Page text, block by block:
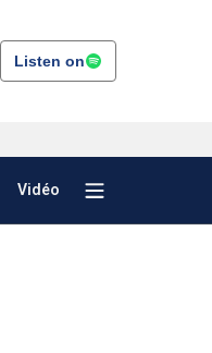
Listen on
Vidéo